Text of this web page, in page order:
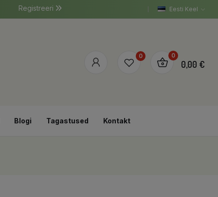
Eesti Keel
Registreeri
0 0
0,00 €
Blogi Tagastused Kontakt